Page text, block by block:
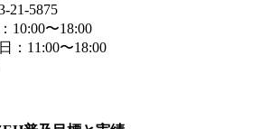
21-5875
10:00〜18:00
：11:00〜18:00